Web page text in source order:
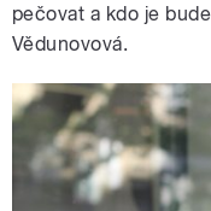
pečovat a kdo je
Vědunovová.